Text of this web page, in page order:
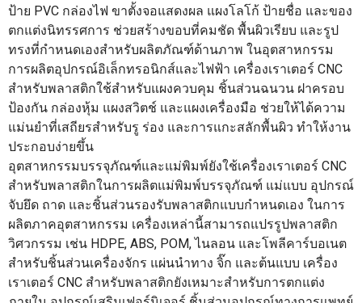
ป้าย PVC กล่องไฟ ขาตั้งจอแสดงผล แผงโลโก้ ป้ายชื่อ และของ
ตกแต่งนิทรรศการ ช่วยสร้างขอบที่คมชัด พื้นผิวเรียบ และรูป
ทรงที่กำหนดเองสำหรับผลิตภัณฑ์ด้านภาพ ในอุตสาหกรรม
การผลิตอุปกรณ์อิเล็กทรอนิกส์และไฟฟ้า เครื่องเราเตอร์ CNC
สำหรับพลาสติกใช้สำหรับแผงควบคุม ชิ้นส่วนฉนวน ฝาครอบ
ป้องกัน กล่องหุ้ม แผงสวิตช์ และแผงเครื่องมือ ช่วยให้ได้ความ
แม่นยำที่เสถียรสำหรับรู ร่อง และการแกะสลักพื้นผิว ทำให้งาน
ประกอบง่ายขึ้น
อุตสาหกรรมบรรจุภัณฑ์และแม่พิมพ์ยังใช้เครื่องเราเตอร์ CNC
สำหรับพลาสติกในการผลิตแม่พิมพ์บรรจุภัณฑ์ แม่แบบ อุปกรณ์
จับยึด ถาด และชิ้นส่วนรองรับพลาสติกแบบกำหนดเอง ในการ
ผลิตภาคอุตสาหกรรม เครื่องเหล่านี้สามารถแปรรูปพลาสติก
วิศวกรรม เช่น HDPE, ABS, POM, ไนลอน และโพลีคาร์บอเนต
สำหรับชิ้นส่วนเครื่องจักร แผ่นนำทาง จิ๊ก และต้นแบบ เครื่อง
เราเตอร์ CNC สำหรับพลาสติกยังเหมาะสำหรับการตกแต่ง